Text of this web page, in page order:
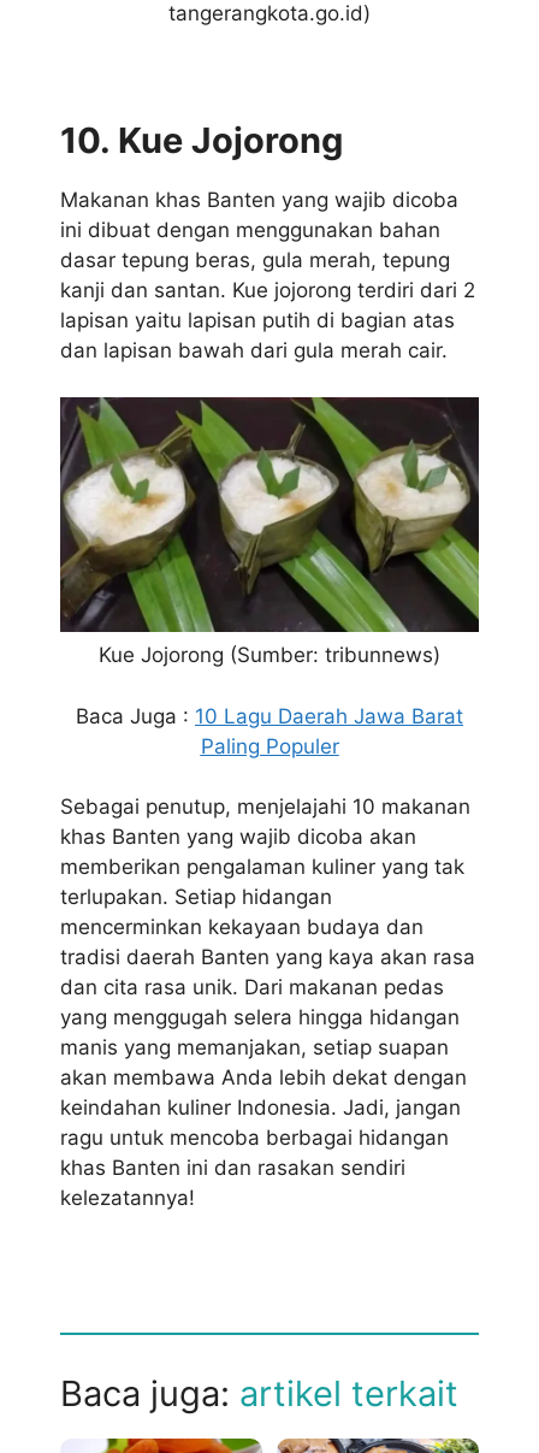
tangerangkota.go.id)
10. Kue Jojorong
Makanan khas Banten yang wajib dicoba
ini dibuat dengan menggunakan bahan
dasar tepung beras, gula merah, tepung
kanji dan santan. Kue jojorong terdiri dari 2
lapisan yaitu lapisan putih di bagian atas
dan lapisan bawah dari gula merah cair.
Kue Jojorong (Sumber: tribunnews)
Baca Juga : 10 Lagu Daerah Jawa Barat
Paling Populer
Sebagai penutup, menjelajahi 10 makanan
khas Banten yang wajib dicoba akan
memberikan pengalaman kuliner yang tak
terlupakan. Setiap hidangan
mencerminkan kekayaan budaya dan
tradisi daerah Banten yang kaya akan rasa
dan cita rasa unik. Dari makanan pedas
yang menggugah selera hingga hidangan
manis yang memanjakan, setiap suapan
akan membawa Anda lebih dekat dengan
keindahan kuliner Indonesia. Jadi, jangan
ragu untuk mencoba berbagai hidangan
khas Banten ini dan rasakan sendiri
kelezatannya!
Baca juga: artikel terkait